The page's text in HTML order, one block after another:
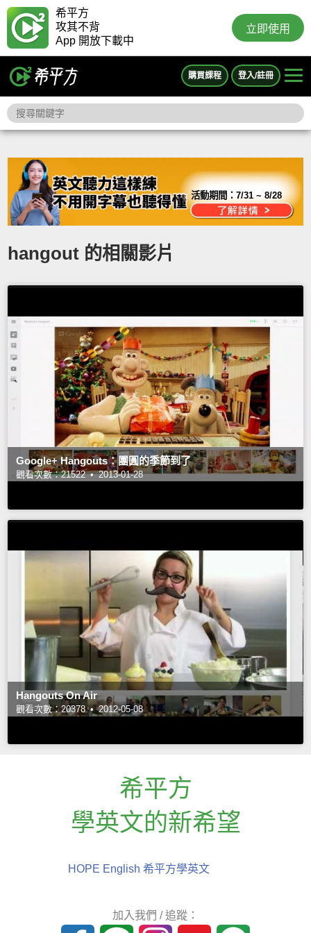
希平方
攻其不背
App 開放下載中
立即使用
購買課程 登入/註冊
活動期間：7/31 ~ 8/28
hangout 的相關影片
Google+ Hangouts：團圓的季節到了
觀看次數：21522 • 2013-01-28
Hangouts On Air
觀看次數：20378 • 2012-05-08
希平方
學英文的新希望
HOPE English 希平方學英文
加入我們 / 追蹤：